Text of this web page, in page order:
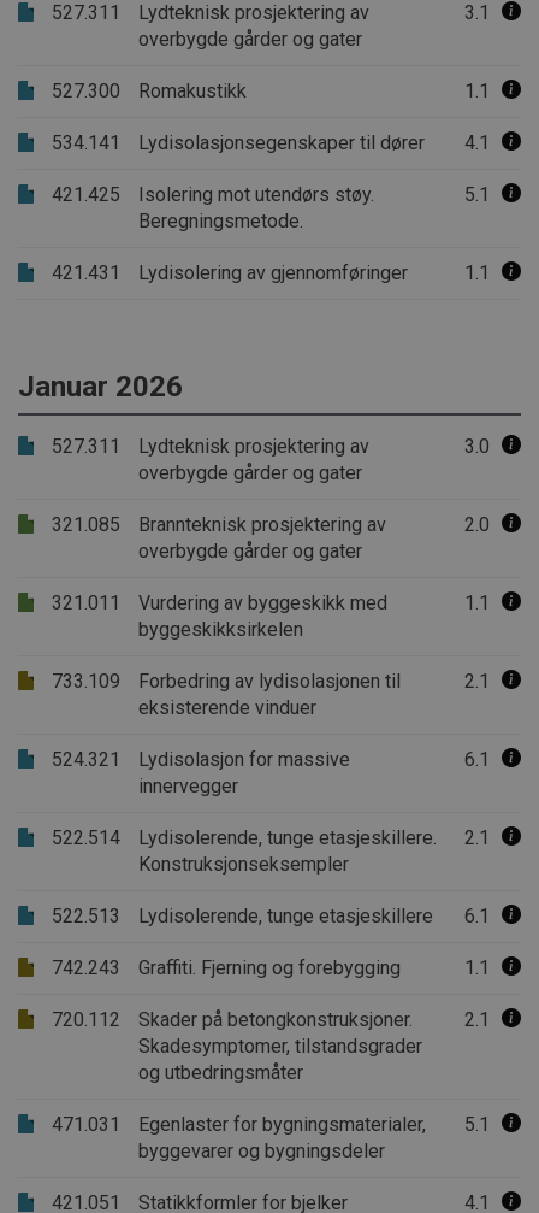
527.311
Lydteknisk prosjektering av
overbygde gårder og gater
3.1
527.300 Romakustikk 1.1
534.141 Lydisolasjonsegenskaper til dører 4.1
421.425
Isolering mot utendørs støy.
Beregningsmetode.
5.1
421.431 Lydisolering av gjennomføringer 1.1
Januar 2026
527.311
Lydteknisk prosjektering av
overbygde gårder og gater
3.0
321.085
Brannteknisk prosjektering av
overbygde gårder og gater
2.0
321.011
Vurdering av byggeskikk med
byggeskikksirkelen
1.1
733.109
Forbedring av lydisolasjonen til
eksisterende vinduer
2.1
524.321
Lydisolasjon for massive
innervegger
6.1
522.514
Lydisolerende, tunge etasjeskillere.
Konstruksjonseksempler
2.1
522.513 Lydisolerende, tunge etasjeskillere 6.1
742.243 Graffiti. Fjerning og forebygging 1.1
720.112
Skader på betongkonstruksjoner.
Skadesymptomer, tilstandsgrader
og utbedringsmåter
2.1
471.031
Egenlaster for bygningsmaterialer,
byggevarer og bygningsdeler
5.1
421.051 Statikkformler for bjelker 4.1